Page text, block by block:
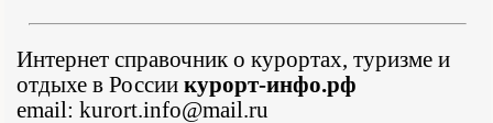
Интернет справочник о курортах, туризме и
отдыхе в России курорт-инфо.рф
email: kurort.info@mail.ru